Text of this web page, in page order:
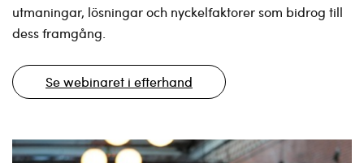
utmaningar, lösningar och nyckelfaktorer som bidrog till
dess framgång.
Se webinaret i efterhand